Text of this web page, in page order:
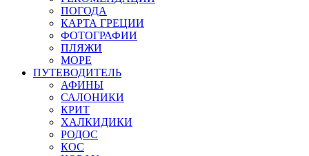
ПОГОДА
КАРТА ГРЕЦИИ
ФОТОГРАФИИ
ПЛЯЖИ
МОРЕ
ПУТЕВОДИТЕЛЬ
АФИНЫ
САЛОНИКИ
КРИТ
ХАЛКИДИКИ
РОДОС
КОС